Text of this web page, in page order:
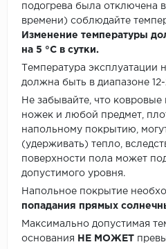
подогрева была отключена
времени) соблюдайте
Изменение температуры
на 5 °C в сутки.
Температура эксплуатации
должна быть в диапазоне
Не забывайте, что
ножек и любой предмет,
напольному покрытию,
(удерживать) тепло,
поверхности пола может
допустимого уровня.
Напольное покрытие
попадания прямых
Максимально допустимая
основания
НЕ МОЖЕТ